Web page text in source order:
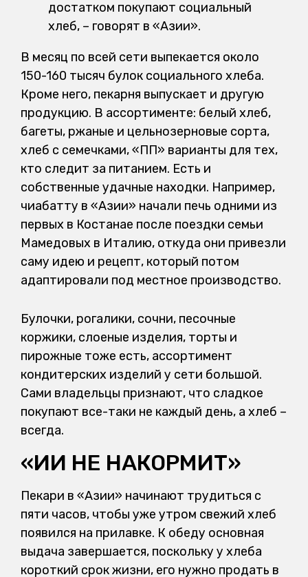
достатком покупают социальный
хлеб, – говорят в «Азии».
В месяц по всей сети выпекается около
150-160 тысяч булок социального хлеба.
Кроме него, пекарня выпускает и другую
продукцию. В ассортименте: белый хлеб,
багеты, ржаные и цельнозерновые сорта,
хлеб с семечками, «ПП» варианты для тех,
кто следит за питанием. Есть и
собственные удачные находки. Например,
чиабатту в «Азии» начали печь одними из
первых в Костанае после поездки семьи
Мамедовых в Италию, откуда они привезли
саму идею и рецепт, который потом
адаптировали под местное производство.
Булочки, рогалики, сочни, песочные
коржики, слоеные изделия, торты и
пирожные тоже есть, ассортимент
кондитерских изделий у сети большой.
Сами владельцы признают, что сладкое
покупают все-таки не каждый день, а хлеб –
всегда.
«ИИ НЕ НАКОРМИТ»
Пекари в «Азии» начинают трудиться с
пяти часов, чтобы уже утром свежий хлеб
появился на прилавке. К обеду основная
выдача завершается, поскольку у хлеба
короткий срок жизни, его нужно продать в